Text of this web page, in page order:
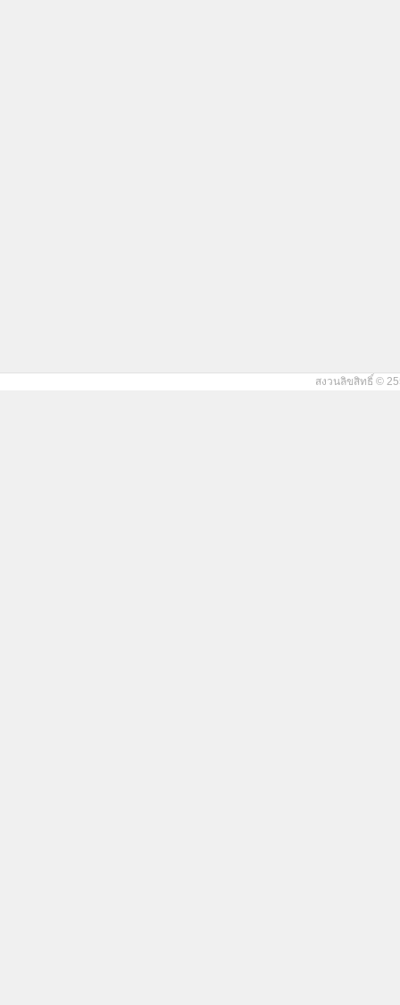
สงวนลิขสิทธิ์ ©